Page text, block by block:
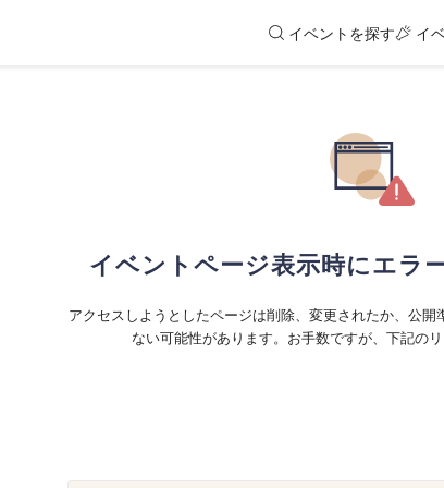
イベントを探す イ
イベントページ表示時にエラ
アクセスしようとしたページは削除、変更されたか、公開
ない可能性があります。お手数ですが、下記の